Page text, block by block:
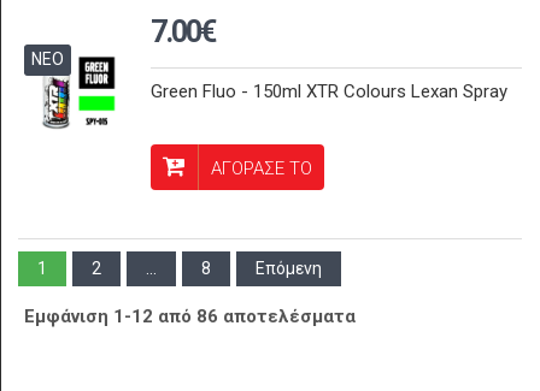
ΝΕΟ
7.00€
Green Fluo - 150ml XTR Colours Lexan Spray
ΑΓΟΡΑΣΕ ΤΟ
1 2 8 Επόμενη
Εμφάνιση 1-12 από 86 αποτελέσματα